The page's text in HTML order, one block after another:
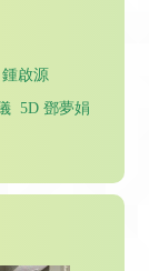
啟源
5D 鄧夢娟